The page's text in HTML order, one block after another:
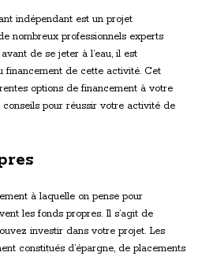
indépendant est un projet
nombreux professionnels experts
de se jeter à l’eau, il est
financement de cette activité. Cet
options de financement à votre
pour réussir votre activité de
à laquelle on pense pour
les fonds propres. Il s’agit de
investir dans votre projet. Les
constitués d’épargne, de placements